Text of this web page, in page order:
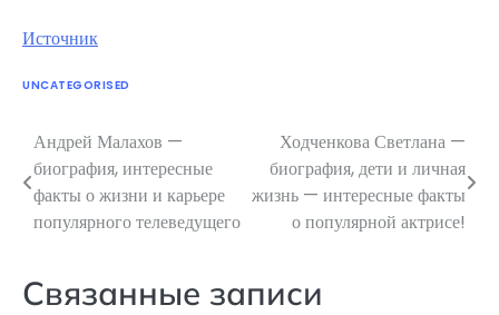
Источник
UNCATEGORISED
Навигация
по
записям
Андрей Малахов —
биография, интересные
факты о жизни и карьере
популярного телеведущего
Ходченкова Светлана —
биография, дети и личная
жизнь — интересные факты
о популярной актрисе!
Связанные записи